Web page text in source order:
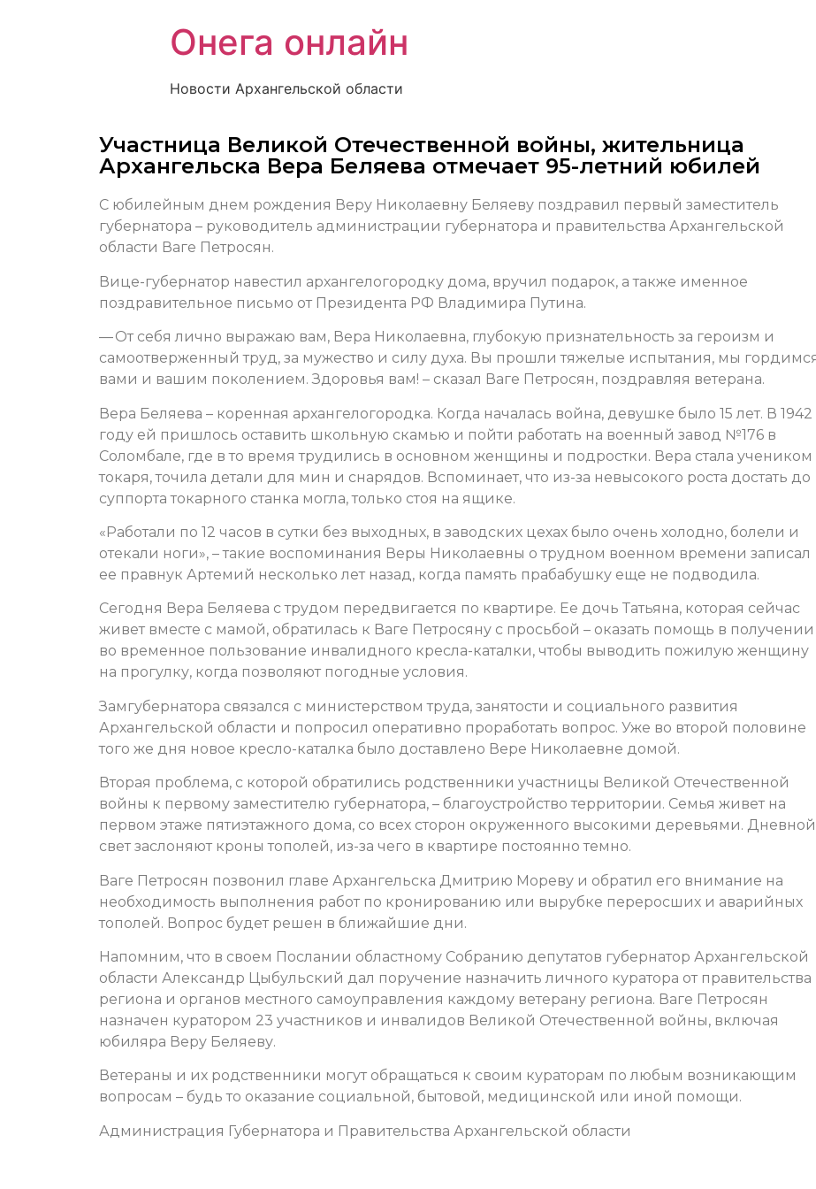
Онега онлайн
Новости Архангельской области
Участница Великой Отечественной войны, жительница
Архангельска Вера Беляева отмечает 95-летний юбилей
С юбилейным днем рождения Веру Николаевну Беляеву поздравил первый заместитель
губернатора – руководитель администрации губернатора и правительства Архангельской
области Ваге Петросян.
Вице-губернатор навестил архангелогородку дома, вручил подарок, а также именное
поздравительное письмо от Президента РФ Владимира Путина.
— От себя лично выражаю вам, Вера Николаевна, глубокую признательность за героизм и
самоотверженный труд, за мужество и силу духа. Вы прошли тяжелые испытания, мы
вами и вашим поколением. Здоровья вам! – сказал Ваге Петросян, поздравляя ветерана.
Вера Беляева – коренная архангелогородка. Когда началась война, девушке было 15 лет. В 1942
году ей пришлось оставить школьную скамью и пойти работать на военный завод №176 в
Соломбале, где в то время трудились в основном женщины и подростки. Вера стала учеником
токаря, точила детали для мин и снарядов. Вспоминает, что из-за невысокого роста достать до
суппорта токарного станка могла, только стоя на ящике.
«Работали по 12 часов в сутки без выходных, в заводских цехах было очень холодно, болели и
отекали ноги», – такие воспоминания Веры Николаевны о трудном военном времени записал
ее правнук Артемий несколько лет назад, когда память прабабушку еще не подводила.
Сегодня Вера Беляева с трудом передвигается по квартире. Ее дочь Татьяна, которая сейчас
живет вместе с мамой, обратилась к Ваге Петросяну с просьбой – оказать помощь в получении
во временное пользование инвалидного кресла-каталки, чтобы выводить пожилую женщину
на прогулку, когда позволяют погодные условия.
Замгубернатора связался с министерством труда, занятости и социального развития
Архангельской области и попросил оперативно проработать вопрос. Уже во второй половине
того же дня новое кресло-каталка было доставлено Вере Николаевне домой.
Вторая проблема, с которой обратились родственники участницы Великой Отечественной
войны к первому заместителю губернатора, – благоустройство территории. Семья живет на
первом этаже пятиэтажного дома, со всех сторон окруженного высокими деревьями. Дневной
свет заслоняют кроны тополей, из-за чего в квартире постоянно темно.
Ваге Петросян позвонил главе Архангельска Дмитрию Мореву и обратил его внимание на
необходимость выполнения работ по кронированию или вырубке переросших и аварийных
тополей. Вопрос будет решен в ближайшие дни.
Напомним, что в своем Послании областному Собранию депутатов губернатор Архангельской
области Александр Цыбульский дал поручение назначить личного куратора от правительства
региона и органов местного самоуправления каждому ветерану региона. Ваге Петросян
назначен куратором 23 участников и инвалидов Великой Отечественной войны, включая
юбиляра Веру Беляеву.
Ветераны и их родственники могут обращаться к своим кураторам по любым возникающим
вопросам – будь то оказание социальной, бытовой, медицинской или иной помощи.
Администрация Губернатора и Правительства Архангельской области